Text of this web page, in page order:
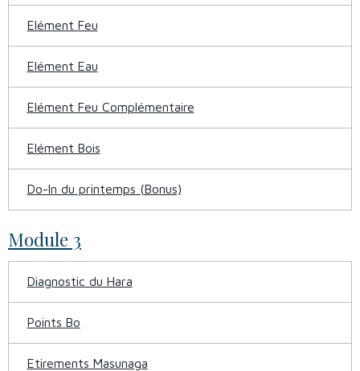
Elément Feu
Elément Eau
Elément Feu Complémentaire
Elément Bois
Do-In du printemps (Bonus)
Module 3
Diagnostic du Hara
Points Bo
Etirements Masunaga